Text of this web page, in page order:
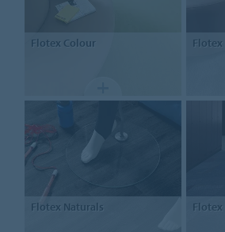
Flotex Colour Flotex
Flotex Naturals Flotex